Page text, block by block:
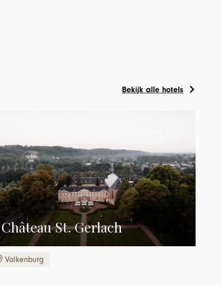
Bekijk alle hotels
Château St. Gerlach
Valkenburg